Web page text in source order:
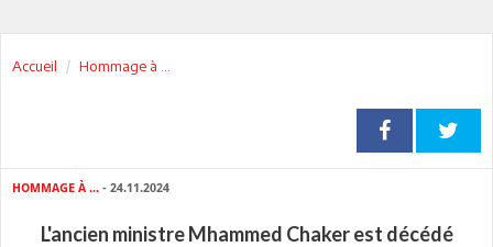
Accueil Hommage à ...
HOMMAGE À ... - 24.11.2024
L'ancien ministre Mhammed Chaker est décédé